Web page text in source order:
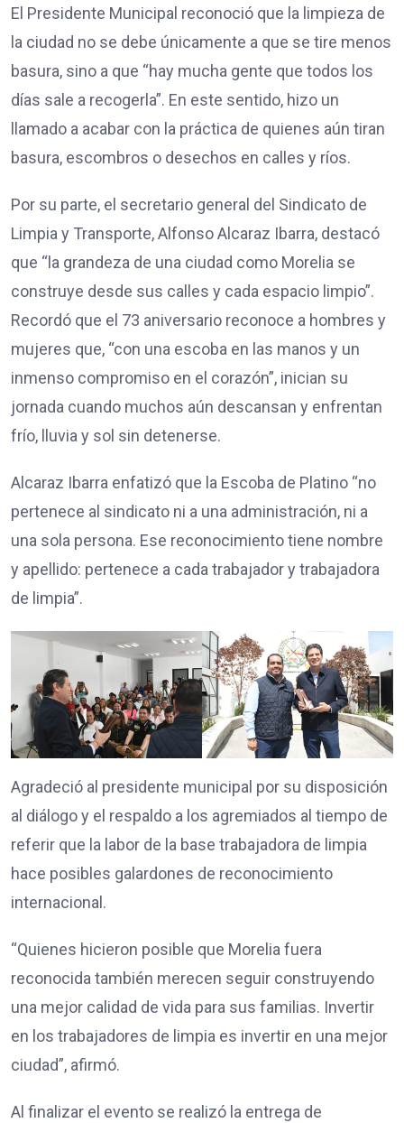
El Presidente Municipal reconoció que la limpieza de
la ciudad no se debe únicamente a que se tire menos
basura, sino a que “hay mucha gente que todos los
días sale a recogerla”. En este sentido, hizo un
llamado a acabar con la práctica de quienes aún tiran
basura, escombros o desechos en calles y ríos.
Por su parte, el secretario general del Sindicato de
Limpia y Transporte, Alfonso Alcaraz Ibarra, destacó
que “la grandeza de una ciudad como Morelia se
construye desde sus calles y cada espacio limpio”.
Recordó que el 73 aniversario reconoce a hombres y
mujeres que, “con una escoba en las manos y un
inmenso compromiso en el corazón”, inician su
jornada cuando muchos aún descansan y enfrentan
frío, lluvia y sol sin detenerse.
Alcaraz Ibarra enfatizó que la Escoba de Platino “no
pertenece al sindicato ni a una administración, ni a
una sola persona. Ese reconocimiento tiene nombre
y apellido: pertenece a cada trabajador y trabajadora
de limpia”.
Agradeció al presidente municipal por su disposición
al diálogo y el respaldo a los agremiados al tiempo de
referir que la labor de la base trabajadora de limpia
hace posibles galardones de reconocimiento
internacional.
“Quienes hicieron posible que Morelia fuera
reconocida también merecen seguir construyendo
una mejor calidad de vida para sus familias. Invertir
en los trabajadores de limpia es invertir en una mejor
ciudad”, afirmó.
Al finalizar el evento se realizó la entrega de